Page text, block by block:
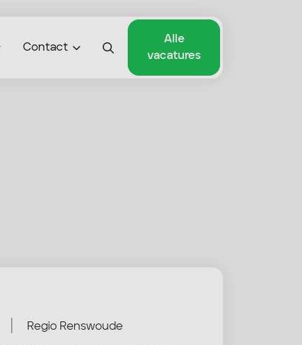
Contact
Alle
vacatures
Regio Renswoude